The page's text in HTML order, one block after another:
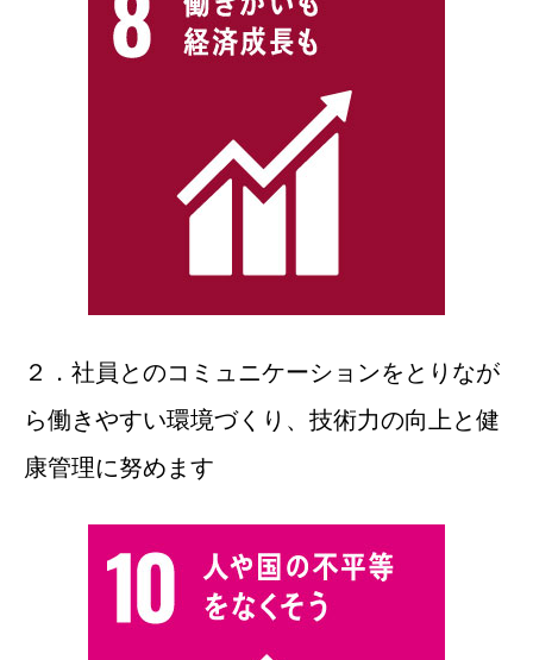
２．社員とのコミュニケーションをとりなが
ら働きやすい環境づくり、技術力の向上と健
康管理に努めます